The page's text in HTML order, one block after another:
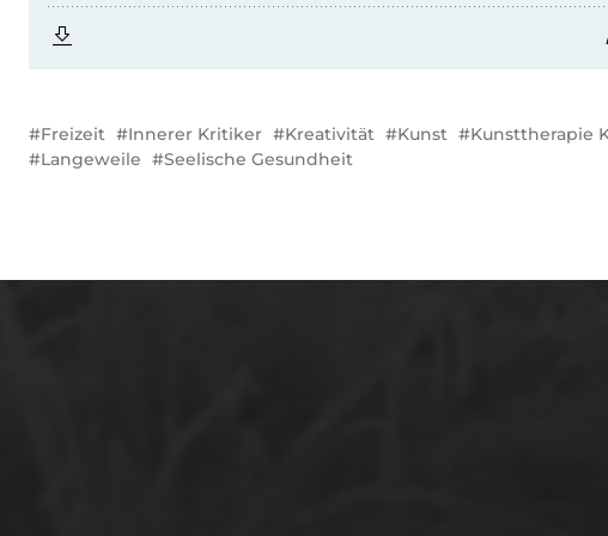
Freizeit Innerer Kritiker Kreativität Kunst
Kunsttherapie
Langeweile
Seelische Gesundheit